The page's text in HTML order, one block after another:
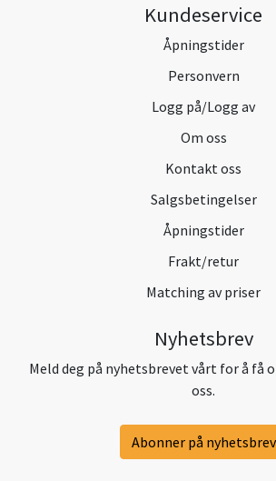
Kundeservice
Åpningstider
Personvern
Logg på/Logg av
Om oss
Kontakt oss
Salgsbetingelser
Åpningstider
Frakt/retur
Matching av priser
Nyhetsbrev
Meld deg på nyhetsbrevet vårt for å få
oss.
Abonner på nyhetsbrev